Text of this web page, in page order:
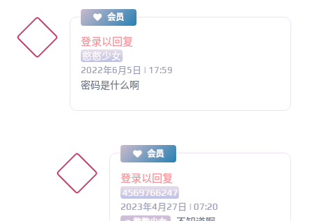
会员
登录以回复
憨憨少女
2022年6月5日 | 17:59
密码是什么啊
会员
登录以回复
4569766247
2023年4月27日 | 07:20